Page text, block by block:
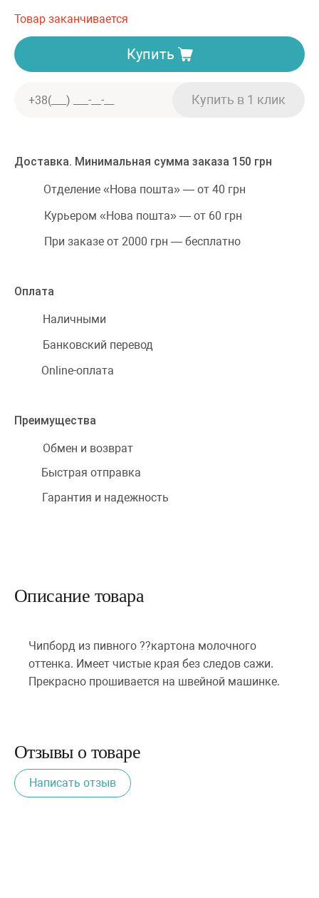
Товар заканчивается
Купить
Доставка. Минимальная сумма заказа 150 грн
Отделение «Нова пошта» — от 40 грн
Курьером «Нова пошта» — от 60 грн
При заказе от 2000 грн — бесплатно
Оплата
Наличными
Банковский перевод
Online-оплата
Преимущества
Обмен и возврат
Быстрая отправка
Гарантия и надежность
Описание товара
Чипборд из пивного ??картона молочного
оттенка. Имеет чистые края без следов сажи.
Прекрасно прошивается на швейной машинке.
Отзывы о товаре
Написать отзыв